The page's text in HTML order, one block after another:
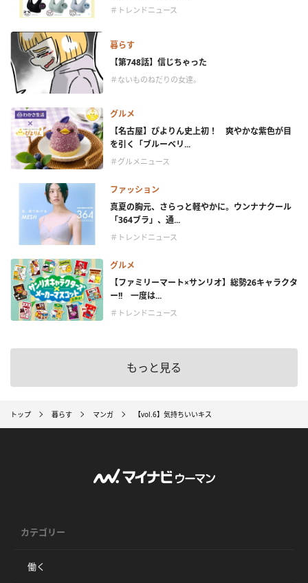
＃トレンドニュース
暮らす
【第748話】信じちゃった
＃ないものねだりの女達。
グルメ
【名古屋】ぴよりん史上初！ 爽やかな紫色が目
を引く「ブルーベリ...
＃グルメニュース
ファッション
真夏の胸元、さらっと軽やかに。ウンナナクール
「364ブラ」、通...
＃トレンドニュース
グルメ
【ファミリーマート×サンリオ】総勢26キャラクタ
ー!! 一度は...
＃トレンドニュース
もっと見る
トップ 暮らす マンガ 【vol.6】気持ちいいキス
カテゴリー
働く